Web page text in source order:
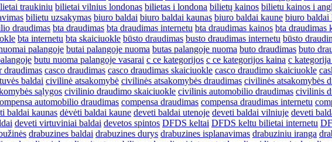
traukiniu bilietai vilnius londonas bilietas i londona bilietų kainos bilietu kainos i
bilietu uzsakymas biuro baldai biuro baldai kaunas biuro baldai kaune biuro baldai
draudimas bta draudimas bta draudimas internetu bta draudimas kainos bta draudimas
bta internetu bta skaiciuokle būsto draudimas busto draudimas internetu būsto
palangoje butai palangoje nuoma butas palangoje nuoma buto draudimas buto
butu nuoma palangoje vasarai c ce kategorijos c ce kategorijos kaina c
draudimas casco draudimas casco draudimas skaiciuokle casco draudimo skaiciuokle
baldai civilinė atsakomybė civilinės atsakomybės draudimas civilinės atsakomybės
sąlygos civilinio draudimo skaiciuokle civilinis automobilio draudimas civilinis
automobilio draudimas compensa draudimas compensa draudimas internetu
baldai kaunas dėvėti baldai kaune deveti baldai utenoje deveti baldai vilniuje deveti
deveti virtuviniai baldai devetos spintos DFDS keltai DFDS keltu bilietai internetu
drabuzines baldai drabuzines durys drabuzines isplanavimas drabuziniu iranga